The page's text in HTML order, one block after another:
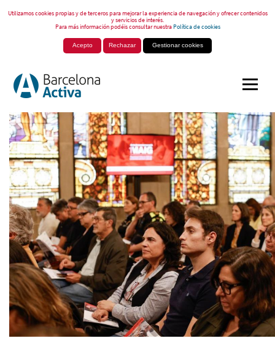
Utilizamos cookies propias y de terceros para mejorar la experiencia de navegación y ofrecer contenidos
y servicios de interés.
Para más información podéis consultar nuestraPolítica de cookies
Acepto Rechazar Gestionar cookies